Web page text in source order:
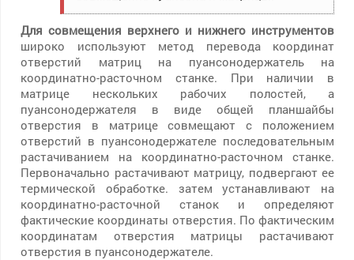
Для совмещения верхнего и нижнего инструментов
широко используют метод перевода координат
отверстий матриц на пуансонодержатель на
координатно-расточном станке. При наличии в
матрице нескольких рабочих полостей, а
пуансонодержателя в виде общей планшайбы
отверстия в матрице совмещают с положением
отверстий в пуансонодержателе последовательным
растачиванием на координатно-расточном станке.
Первоначально растачивают матрицу, подвергают ее
термической обработке. затем устанавливают на
координатно-расточной станок и определяют
фактические координаты отверстия. По фактическим
координатам отверстия матрицы растачивают
отверстия в пуансонодержателе.